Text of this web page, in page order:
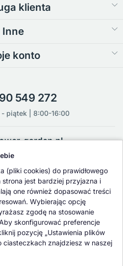
klienta
Inne
konto
549 272
- piątek | 8:00-16:00
garden.pl
nasiona podlegają regularnej ścisłej
przeprowadzanej przez
Inspekcji Ochrony Roślin i
(pliki cookies) do prawidłowego
strona jest bardziej przyjazna i
one również dopasować treści
Wybierając opcję
zgodę na stosowanie
skonfigurować preferencje
pozycję „Ustawienia plików
ciasteczkach znajdziesz w naszej